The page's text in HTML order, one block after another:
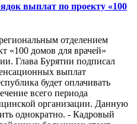
выплат по проекту «100
отделением
«100 домов для врачей»
Глава Бурятии подписал
выплат
будет оплачивать
всего периода
организации. Данную
однократно. - Кадровый